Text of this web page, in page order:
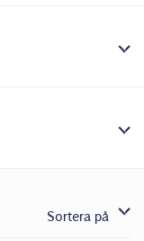
Sortera på